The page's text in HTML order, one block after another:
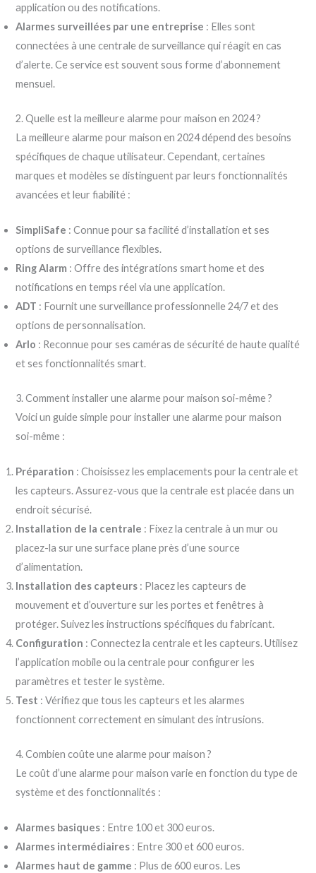
application ou des notifications.
Alarmes surveillées par une entreprise : Elles sont
connectées à une centrale de surveillance qui réagit en cas
d’alerte. Ce service est souvent sous forme d’abonnement
mensuel.
2. Quelle est la meilleure alarme pour maison en 2024 ?
La meilleure alarme pour maison en 2024 dépend des besoins
spécifiques de chaque utilisateur. Cependant, certaines
marques et modèles se distinguent par leurs fonctionnalités
avancées et leur fiabilité :
SimpliSafe : Connue pour sa facilité d’installation et ses
options de surveillance flexibles.
Ring Alarm : Offre des intégrations smart home et des
notifications en temps réel via une application.
ADT : Fournit une surveillance professionnelle 24/7 et des
options de personnalisation.
Arlo : Reconnue pour ses caméras de sécurité de haute qualité
et ses fonctionnalités smart.
3. Comment installer une alarme pour maison soi-même ?
Voici un guide simple pour installer une alarme pour maison
soi-même :
Préparation : Choisissez les emplacements pour la centrale et
les capteurs. Assurez-vous que la centrale est placée dans un
endroit sécurisé.
Installation de la centrale : Fixez la centrale à un mur ou
placez-la sur une surface plane près d’une source
d’alimentation.
Installation des capteurs : Placez les capteurs de
mouvement et d’ouverture sur les portes et fenêtres à
protéger. Suivez les instructions spécifiques du fabricant.
Configuration : Connectez la centrale et les capteurs. Utilisez
l’application mobile ou la centrale pour configurer les
paramètres et tester le système.
Test : Vérifiez que tous les capteurs et les alarmes
fonctionnent correctement en simulant des intrusions.
4. Combien coûte une alarme pour maison ?
Le coût d’une alarme pour maison varie en fonction du type de
système et des fonctionnalités :
Alarmes basiques : Entre 100 et 300 euros.
Alarmes intermédiaires : Entre 300 et 600 euros.
Alarmes haut de gamme : Plus de 600 euros. Les